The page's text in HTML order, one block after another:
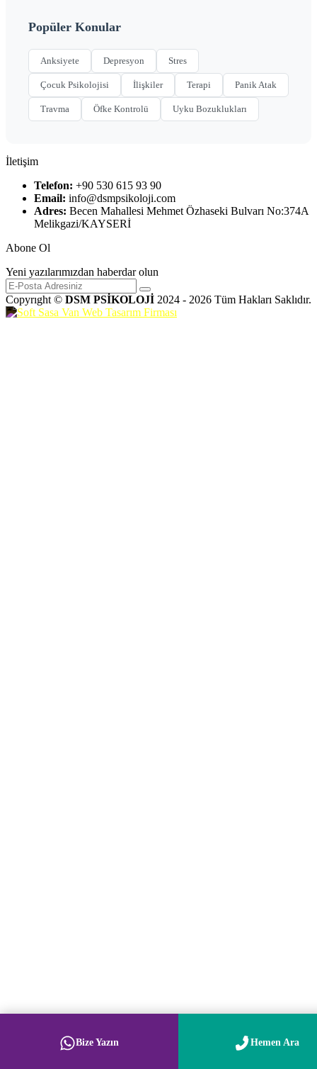
Popüler Konular
Anksiyete Depresyon Stres
Çocuk Psikolojisi İlişkiler Terapi Panik Atak
Travma Öfke Kontrolü Uyku Bozuklukları
İletişim
Telefon: +90 530 615 93 90
Email: info@dsmpsikoloji.com
Adres: Becen Mahallesi Mehmet Özhaseki Bulvarı No:374A
Melikgazi/KAYSERİ
Abone Ol
Yeni yazılarımızdan haberdar olun
Copyrıght © DSM PSİKOLOJİ 2024 - 2026 Tüm Hakları Saklıdır.
Bize Yazın Hemen Ara